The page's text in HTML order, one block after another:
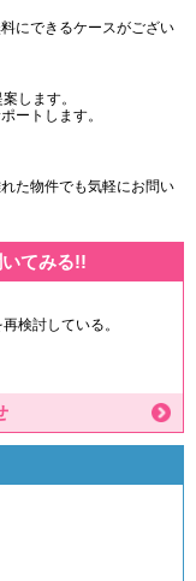
にできるケースがござい
します。
ートします。
た物件でも気軽にお問い
てみる!!
検討している。